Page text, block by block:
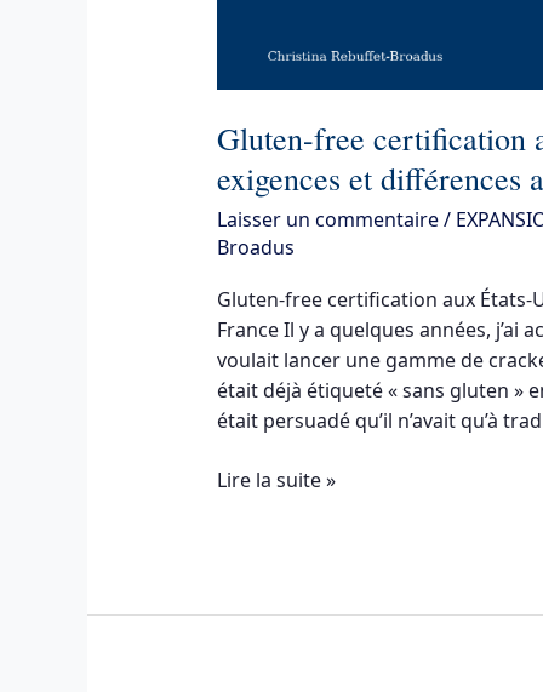
Gluten-free certification
exigences et différences
Laisser un commentaire/
Broadus
Gluten-free certification aux États-
France Il y a quelques années,
voulait lancer une gamme de
était déjà étiqueté « sans gluten »
était persuadé qu’il n’avait qu’à
Lire la suite »